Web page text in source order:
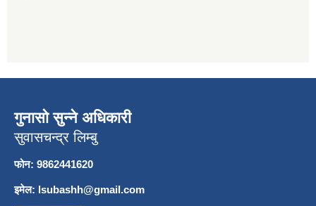
गुनासो सुन्ने अधिकारी
सुवासचन्द्र लिम्बु
फोन: 9862441620
इमेल: lsubashh@gmail.com